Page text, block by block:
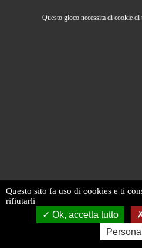
Questo gioco necessita di cookie di
Questo sito fa uso di cookies e ti
rifiutarli
Ok, accetta tutto